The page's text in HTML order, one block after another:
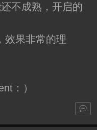
不成熟，开启的
效果非常的理
：）